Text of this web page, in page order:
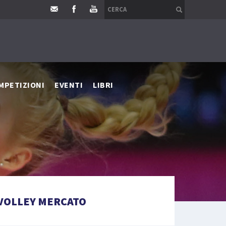
EVENTI LIBRI
MERCATO